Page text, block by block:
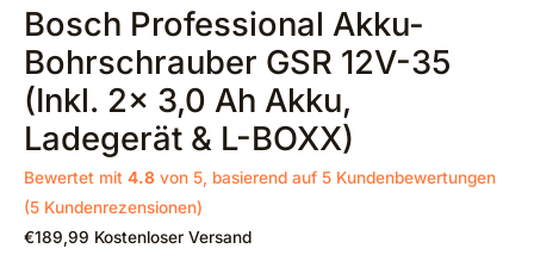
Bosch Professional Akku-
Bohrschrauber GSR 12V-35
(inkl. 2x 3,0 Ah Akku,
Ladegerät & L-BOXX)
Bewertet mit 4.8 von 5, basierend auf 5 Kundenbewertungen
(5 Kundenrezensionen)
€189,99 Kostenloser Versand